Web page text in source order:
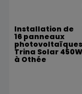
Installation de
16 panneaux
photovoltaïques
Trina Solar 450W
à Othée